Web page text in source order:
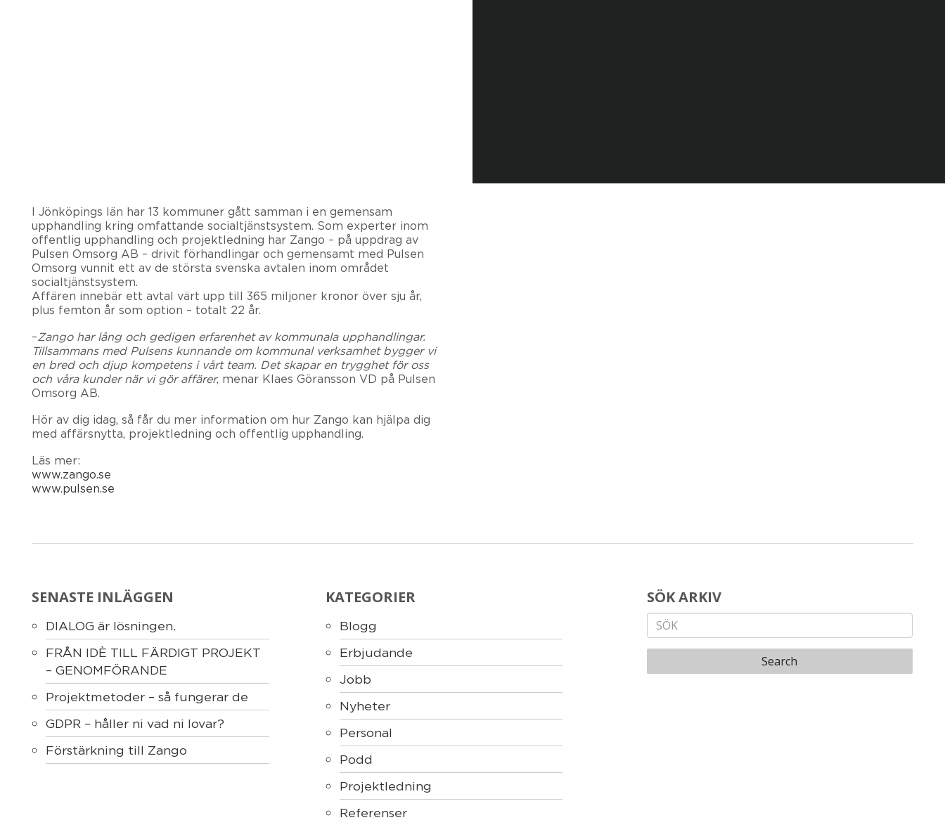
I Jönköpings län har 13 kommuner gått samman i en gemensam
upphandling kring omfattande socialtjänstsystem. Som experter inom
offentlig upphandling och projektledning har Zango – på uppdrag av
Pulsen Omsorg AB – drivit förhandlingar och gemensamt med Pulsen
Omsorg vunnit ett av de största svenska avtalen inom området
socialtjänstsystem.
Affären innebär ett avtal värt upp till 365 miljoner kronor över sju år,
plus femton år som option – totalt 22 år.
– Zango har lång och gedigen erfarenhet av kommunala upphandlingar.
Tillsammans med Pulsens kunnande om kommunal verksamhet bygger vi
en bred och djup kompetens i vårt team. Det skapar en trygghet för oss
och våra kunder när vi gör affärer, menar Klaes Göransson VD på Pulsen
Omsorg AB.
Hör av dig idag, så får du mer information om hur Zango kan hjälpa dig
med affärsnytta, projektledning och offentlig upphandling.
Läs mer:
www.zango.se
www.pulsen.se
SENASTE INLÄGGEN
DIALOG är lösningen.
FRÅN IDÈ TILL FÄRDIGT PROJEKT
– GENOMFÖRANDE
Projektmetoder – så fungerar de
GDPR – håller ni vad ni lovar?
Förstärkning till Zango
KATEGORIER
Blogg
Erbjudande
Jobb
Nyheter
Personal
Podd
Projektledning
Referenser
SÖK ARKIV
Search